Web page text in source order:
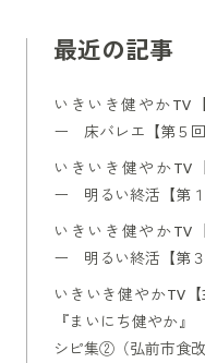
最近の記事
いきいき健やかTV
ー 床バレエ【第５回
いきいき健やかTV
ー 明るい終活【第１
いきいき健やかTV
ー 明るい終活【第３
いきいき健やかTV
『まいにち健やか』
シピ集②（弘前市食改